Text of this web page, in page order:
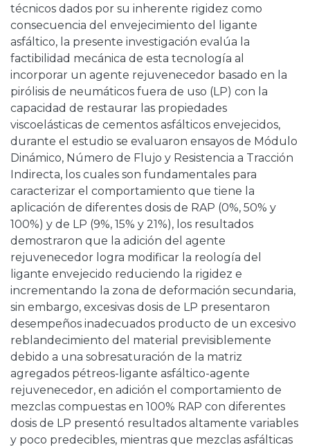
técnicos dados por su inherente rigidez como
consecuencia del envejecimiento del ligante
asfáltico, la presente investigación evalúa la
factibilidad mecánica de esta tecnología al
incorporar un agente rejuvenecedor basado en la
pirólisis de neumáticos fuera de uso (LP) con la
capacidad de restaurar las propiedades
viscoelásticas de cementos asfálticos envejecidos,
durante el estudio se evaluaron ensayos de Módulo
Dinámico, Número de Flujo y Resistencia a Tracción
Indirecta, los cuales son fundamentales para
caracterizar el comportamiento que tiene la
aplicación de diferentes dosis de RAP (0%, 50% y
100%) y de LP (9%, 15% y 21%), los resultados
demostraron que la adición del agente
rejuvenecedor logra modificar la reología del
ligante envejecido reduciendo la rigidez e
incrementando la zona de deformación secundaria,
sin embargo, excesivas dosis de LP presentaron
desempeños inadecuados producto de un excesivo
reblandecimiento del material previsiblemente
debido a una sobresaturación de la matriz
agregados pétreos-ligante asfáltico-agente
rejuvenecedor, en adición el comportamiento de
mezclas compuestas en 100% RAP con diferentes
dosis de LP presentó resultados altamente variables
y poco predecibles, mientras que mezclas asfálticas